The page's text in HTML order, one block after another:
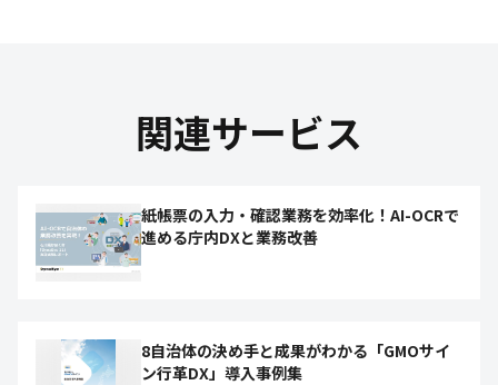
関連サービス
紙帳票の入力・確認業務を効率化！AI-OCRで
進める庁内DXと業務改善
8自治体の決め手と成果がわかる「GMOサイ
ン行革DX」導入事例集